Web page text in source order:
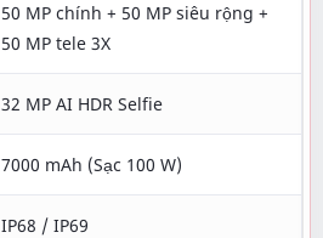
50 MP chính + 50 MP siêu rộng +
50 MP tele 3X
32 MP AI HDR Selfie
7000 mAh (Sạc 100 W)
IP68 / IP69